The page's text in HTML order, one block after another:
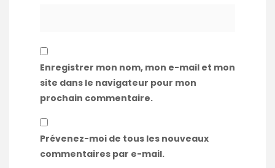
Enregistrer mon nom, mon e-mail et mon
site dans le navigateur pour mon
prochain commentaire.
Prévenez-moi de tous les nouveaux
commentaires par e-mail.